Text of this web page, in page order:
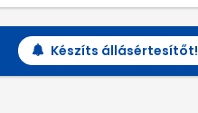
Készíts állásértesítőt!